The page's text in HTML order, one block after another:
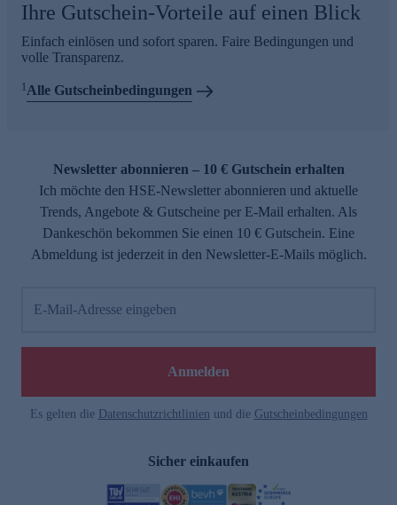
Ihre Gutschein-Vorteile auf einen Blick
Einfach einlösen und sofort sparen. Faire Bedingungen und
volle Transparenz.
1Alle Gutscheinbedingungen
Newsletter abonnieren – 10 € Gutschein erhalten
Ich möchte den HSE-Newsletter abonnieren und aktuelle
Trends, Angebote & Gutscheine per E-Mail erhalten. Als
Dankeschön bekommen Sie einen 10 € Gutschein. Eine
Abmeldung ist jederzeit in den Newsletter-E-Mails möglich.
E-Mail-Adresse eingeben
Anmelden
Es gelten die Datenschutzrichtlinien und die Gutscheinbedingungen
Sicher einkaufen